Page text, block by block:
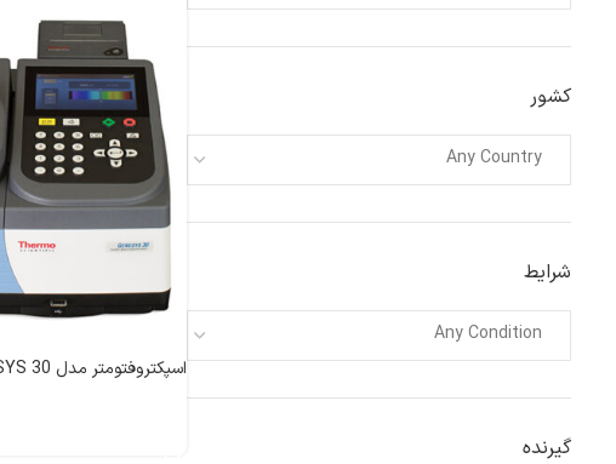
کشور
Any Country
شرایط
Any Condition
گیرنده
اسپکتروفتومتر مدل GENESYS 30